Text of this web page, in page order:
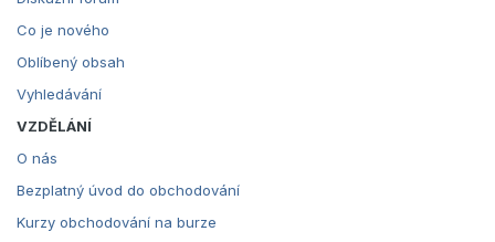
Co je nového
Oblíbený obsah
Vyhledávání
VZDĚLÁNÍ
O nás
Bezplatný úvod do obchodování
Kurzy obchodování na burze